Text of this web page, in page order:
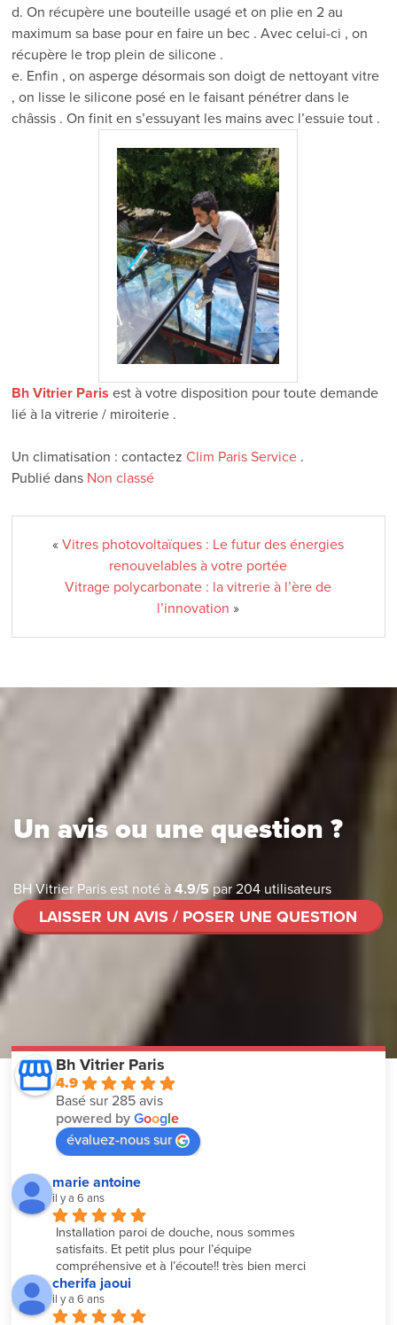
d. On récupère une bouteille usagé et on plie en 2 au
maximum sa base pour en faire un bec . Avec celui-ci , on
récupère le trop plein de silicone .
e. Enfin , on asperge désormais son doigt de nettoyant vitre
, on lisse le silicone posé en le faisant pénétrer dans le
châssis . On finit en s’essuyant les mains avec l’essuie tout .
Bh Vitrier Paris est à votre disposition pour toute demande
lié à la vitrerie / miroiterie .
Un climatisation : contactezClim Paris Service .
Publié dans Non classé
«Vitres photovoltaïques : Le futur des énergies
renouvelables à votre portée
Vitrage polycarbonate : la vitrerie à l’ère de
l’innovation»
Un avis ou une question ?
BH Vitrier Paris est noté à4.9/5 par204 utilisateurs
LAISSER UN AVIS / POSER UNE QUESTION
Bh Vitrier Paris
4.9
Basé sur 285 avis
powered byGoogle
évaluez-nous sur
marie antoine
il y a 6 ans
Installation paroi de douche, nous sommes
satisfaits. Et petit plus pour l’équipe
compréhensive et à l’écoute!! très bien merci
cherifa jaoui
il y a 6 ans